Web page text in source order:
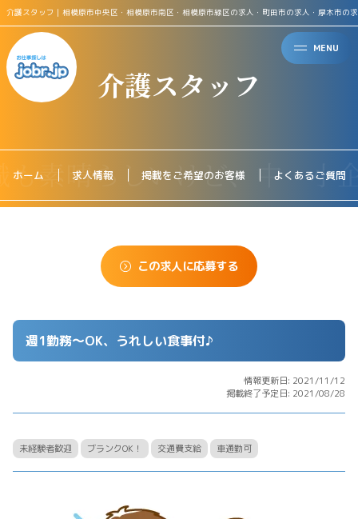
MENU
介護スタッフ｜相模原市中央区・相模原市南区・相模原市緑区の求人・町田市の求人・厚木市の
介護スタッフ
ホーム 求人情報 掲載をご希望のお客様 よくあるご質問
この求人に応募する
週1勤務〜OK、うれしい食事付♪
情報更新日: 2021/11/12
掲載終了予定日: 2021/08/28
未経験者歓迎 ブランクOK！ 交通費支給 車通勤可